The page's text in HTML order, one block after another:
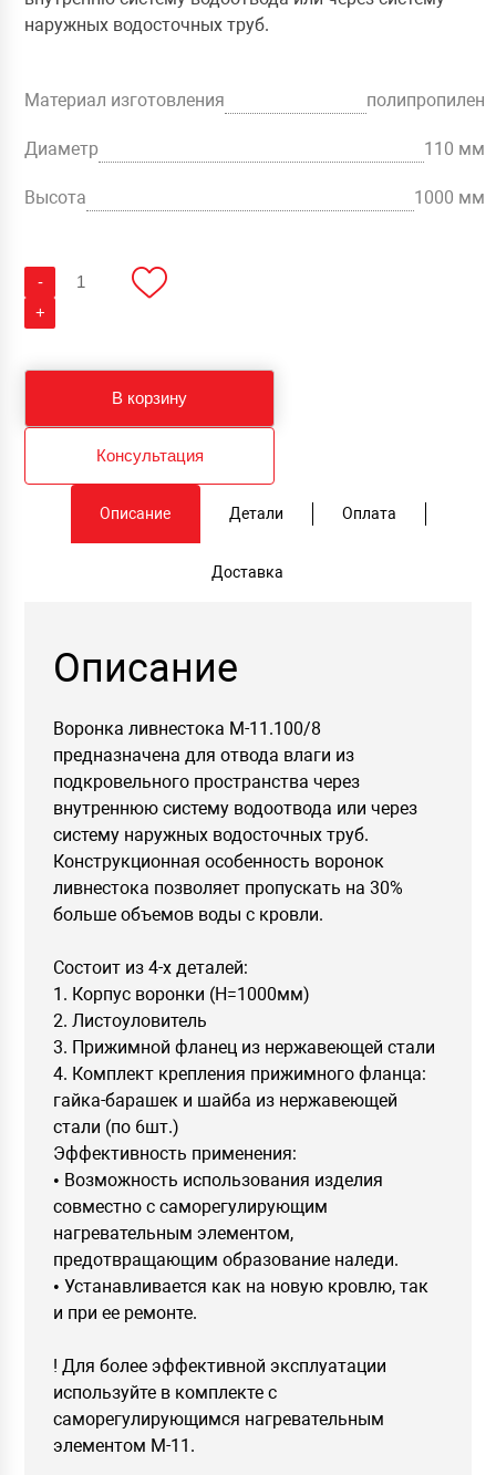
наружных водосточных труб.
Материал изготовления полипропилен
Диаметр 110 мм
Высота 1000 мм
-
Количество
Воронка
сборная
+
В корзину
Консультация
Описание Детали Оплата
Доставка
Описание
Воронка ливнестока М-11.100/8
предназначена для отвода влаги из
подкровельного пространства через
внутреннюю систему водоотвода или через
систему наружных водосточных труб.
Конструкционная особенность воронок
ливнестока позволяет пропускать на 30%
больше объемов воды с кровли.
Состоит из 4-х деталей:
1. Корпус воронки (H=1000мм)
2. Листоуловитель
3. Прижимной фланец из нержавеющей стали
4. Комплект крепления прижимного фланца:
гайка-барашек и шайба из нержавеющей
стали (по 6шт.)
Эффективность применения:
• Возможность использования изделия
совместно с саморегулирующим
нагревательным элементом,
предотвращающим образование наледи.
• Устанавливается как на новую кровлю, так
и при ее ремонте.
! Для более эффективной эксплуатации
используйте в комплекте с
саморегулирующимся нагревательным
элементом М-11.